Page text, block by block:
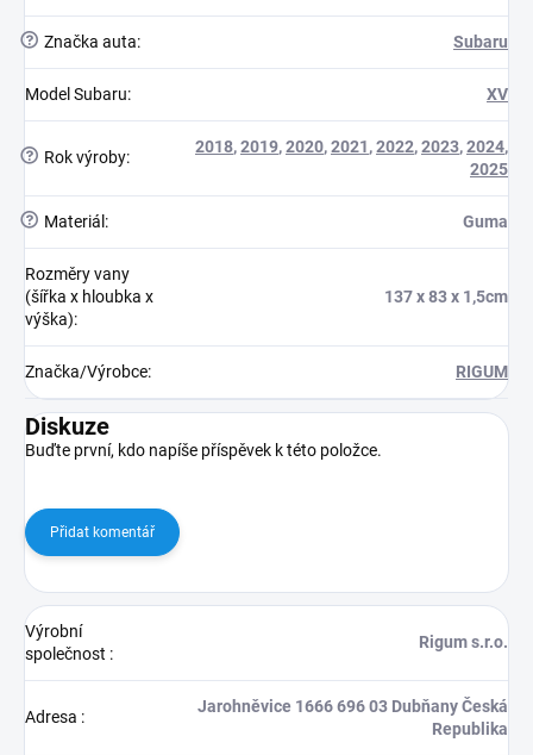
? Značka auta: Subaru
Model Subaru: XV
? Rok výroby:
2018,2019,2020,2021,2022,2023,2024,
2025
? Materiál : Guma
Rozměry vany
(šířka x hloubka x
výška):
137 x 83 x 1,5cm
Značka/Výrobce: RIGUM
Diskuze
Buďte první, kdo napíše příspěvek k této položce.
Přidat komentář
Výrobní
společnost :
Rigum s.r.o.
Adresa :
Jarohněvice 1666 696 03 Dubňany Česká
Republika